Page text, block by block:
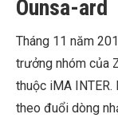
Ounsa-ard
Tháng 11 năm
trưởng nhóm của
thuộc iMA INTER.
theo đuổi dòng